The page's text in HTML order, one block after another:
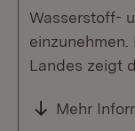
Wasserstoff-
Landes zeigt
Mehr